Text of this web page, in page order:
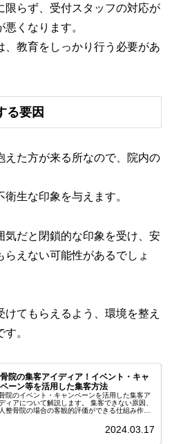
限らず、受付スタッフの対応が
くなります。
、教育をしっかり行う必要があ
る要因
えた方が来る所なので、院内の
生な印象を与えます。
気だと閉鎖的な印象を受け、安
らえない可能性があるでしょ
てもらえるよう、環境を整え
。
院の集客アイディア！イベント・キャ
ーン等を活用した集客方法
院のイベント・キャンペーンを活用した集客ア
ィアについて解説します。 集客できない原因、
整骨院の場合の客観的評価ができる仕組み作
、整骨院のコンセプト発信の大切さについて紹介
2024.03.17